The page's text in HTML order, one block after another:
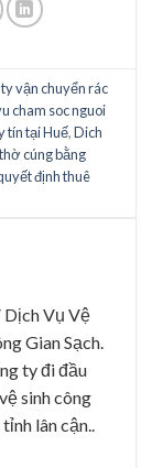
vận chuyển rác
cham soc nguoi
tín tại Huế,Dich
cúng bằng
định thuê
Vụ Vệ
Gian Sạch.
ty đi đầu
sinh công
lân cận..